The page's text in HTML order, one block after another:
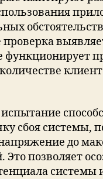
проверка
функционирует
сбоя системы,
до
Это позволяет
системы